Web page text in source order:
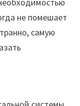
не помешает
самую